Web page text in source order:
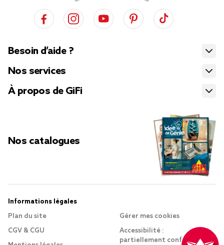
Besoin d’aide ?
Nos services
À propos de GiFi
Nos catalogues
Informations légales
Plan du site
CGV & CGU
Gérer mes cookies
Accessibilité :
partiellement conforme